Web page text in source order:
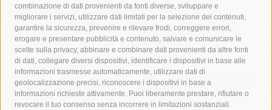
combinazione di dati provenienti da fonti diverse, sviluppare e
migliorare i servizi, utilizzare dati limitati per la selezione dei contenuti,
garantire la sicurezza, prevenire e rilevare frodi, correggere errori,
erogare e presentare pubblicità e contenuto, salvare e comunicare le
scelte sulla privacy, abbinare e combinare dati provenienti da altre fonti
di dati, collegare diversi dispositivi, identificare i dispositivi in base alle
informazioni trasmesse automaticamente, utilizzare dati di
geolocalizzazione precisi, riconoscere i dispositivi in base a
informazioni richieste attivamente. Puoi liberamente prestare, rifiutare o
revocare il tuo consenso senza incorrere in limitazioni sostanziali.
costiera amalfitana
covid-19 eav
elezioni
fondazione sorrento
gori guardia costiera
incidente
lavori
lorenzo balducelli mare
massa lubrense
massimo coppola
Meta napoli
ordinanza
penisola sorrentina
piano di sorrento
polizia municipale
protezione civile
Regione Campania
sant'agnello